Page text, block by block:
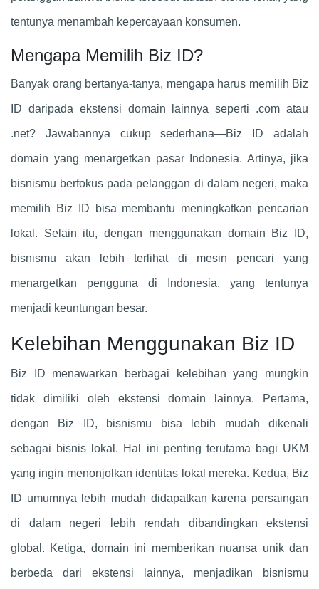
tentunya menambah kepercayaan konsumen.
Mengapa Memilih Biz ID?
Banyak orang bertanya-tanya, mengapa harus memilih Biz
ID daripada ekstensi domain lainnya seperti .com atau
.net? Jawabannya cukup sederhana—Biz ID adalah
domain yang menargetkan pasar Indonesia. Artinya, jika
bisnismu berfokus pada pelanggan di dalam negeri, maka
memilih Biz ID bisa membantu meningkatkan pencarian
lokal. Selain itu, dengan menggunakan domain Biz ID,
bisnismu akan lebih terlihat di mesin pencari yang
menargetkan pengguna di Indonesia, yang tentunya
menjadi keuntungan besar.
Kelebihan Menggunakan Biz ID
Biz ID menawarkan berbagai kelebihan yang mungkin
tidak dimiliki oleh ekstensi domain lainnya. Pertama,
dengan Biz ID, bisnismu bisa lebih mudah dikenali
sebagai bisnis lokal. Hal ini penting terutama bagi UKM
yang ingin menonjolkan identitas lokal mereka. Kedua, Biz
ID umumnya lebih mudah didapatkan karena persaingan
di dalam negeri lebih rendah dibandingkan ekstensi
global. Ketiga, domain ini memberikan nuansa unik dan
berbeda dari ekstensi lainnya, menjadikan bisnismu